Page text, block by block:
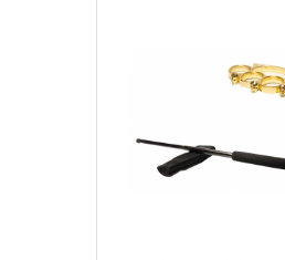
Gaming, Carti & Birotica
Costume Halloween copii